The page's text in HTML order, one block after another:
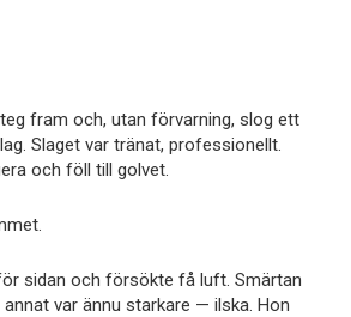
fram och, utan förvarning, slog ett
Slaget var tränat, professionellt.
och föll till golvet.
sidan och försökte få luft. Smärtan
var ännu starkare — ilska. Hon